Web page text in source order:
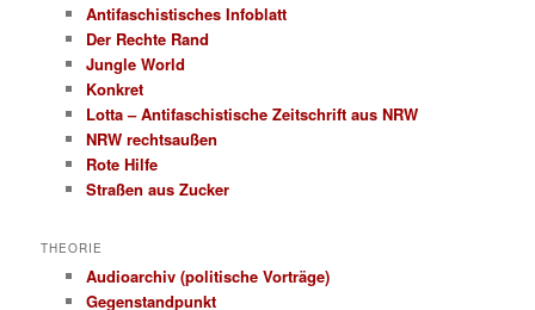
Antifaschistisches Infoblatt
Der Rechte Rand
Jungle World
Konkret
Lotta – Antifaschistische Zeitschrift aus NRW
NRW rechtsaußen
Rote Hilfe
Straßen aus Zucker
THEORIE
Audioarchiv (politische Vorträge)
Gegenstandpunkt